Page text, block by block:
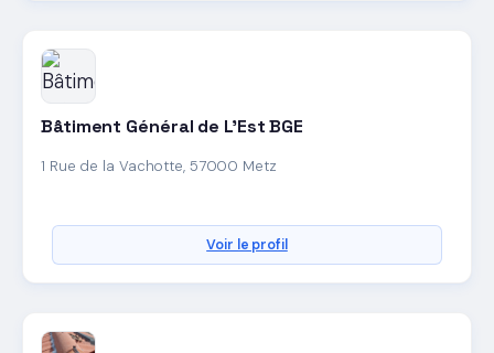
Bâtiment Général de L'Est BGE
1 Rue de la Vachotte, 57000 Metz
Voir le profil